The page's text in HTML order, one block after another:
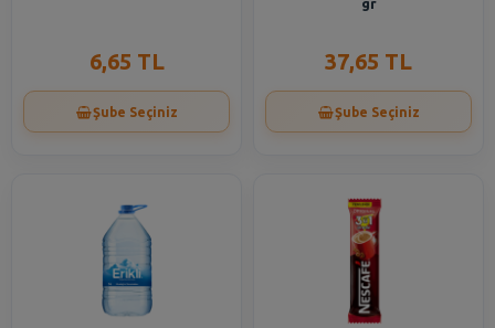
6,65 TL
Şube Seçiniz
gr
37,65 TL
Şube Seçiniz